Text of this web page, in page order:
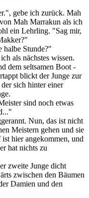
gebe ich zurück. Mah
Mah Marrakun als ich
ein Lehrling. "Sag mir,
halbe Stunde?"
als nächstes wissen.
dem seltsamen Boot -
blickt der Junge zur
sich hinter einer
sind noch etwas
Nun, das ist nicht
Meistern gehen und sie
hier angekommen, und
hat nichts zu
zweite Junge dicht
zwischen den Bäumen
Damien und den